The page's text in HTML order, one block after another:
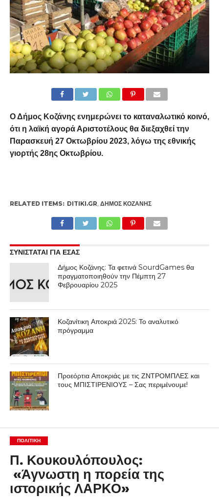
Ο Δήμος Κοζάνης ενημερώνει το καταναλωτικό κοινό,
ότι η λαϊκή αγορά Αριστοτέλους θα διεξαχθεί την
Παρασκευή 27 Οκτωβρίου 2023, λόγω της εθνικής
γιορτής 28ης Οκτωβρίου.
RELATED ITEMS: DITIKI.GR ΔΉΜΟΣ ΚΟΖΆΝΗΣ
ΣΥΝΙΣΤΑΤΑΙ ΓΙΑ ΕΣΑΣ
Δήμος Κοζάνης: Τα φετινά SourdGames θα
πραγματοποιηθούν την Πέμπτη 27
Φεβρουαρίου 2025
Κοζανίτικη Αποκριά 2025: Το αναλυτικό
πρόγραμμα
Προεόρτια Αποκριάς με τις ΖΝΤΡΟΜΠΛΕΣ και
τους ΜΠΙΣΤΙΡΕΝΙΟΥΣ – Σας περιμένουμε!
ΠΟΛΙΤΙΚΉ
Π. Κουκουλόπουλος:
«Άγνωστη η πορεία της
ιστορικής ΛΑΡΚΟ»